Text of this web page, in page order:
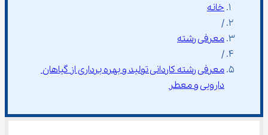
خانه
/
معرفی رشته
/
معرفی رشته ﻛﺎردانی ﺗﻮلید و ﺑﻬﺮه ﺑﺮداری از گیاﻫﺎن
دارویی و ﻣﻌﻄﺮ